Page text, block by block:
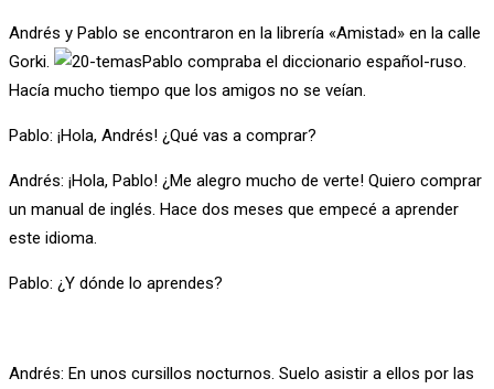
Andrés у Pablo se encontraron en la librería «Amistad» en la calle
Gorki.
Pablo compraba el diccionario español-ruso.
Hacía mucho tiempo que los amigos no se veían.
Pablo: ¡Hola, Andrés! ¿Qué vas a comprar?
Andrés: ¡Hola, Pablo! ¿Me alegro mucho de verte! Quiero comprar
un manual de inglés. Hace dos meses que empecé a aprender
este idioma.
Pablo: ¿Y dónde lo aprendes?
Andrés: En unos cursillos nocturnos. Suelo asistir a ellos por las